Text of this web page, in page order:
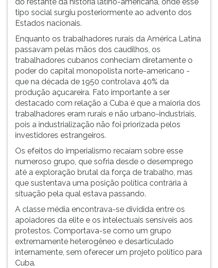
tipo social surgiu posteriormente ao advento dos
Estados nacionais.
Enquanto os trabalhadores rurais da América Latina
passavam pelas mãos dos caudilhos, os
trabalhadores cubanos conheciam diretamente o
poder do capital monopolista norte-americano -
que na década de 1950 controlava 40% da
produção açucareira. Fato importante a ser
destacado com relação a Cuba é que a maioria dos
trabalhadores eram rurais e não urbano-industriais,
pois a industrialização não foi priorizada pelos
investidores estrangeiros.
Os efeitos do imperialismo recaíam sobre esse
numeroso grupo, que sofria desde o desemprego
até a exploração brutal da força de trabalho, mas
que sustentava uma posição política contrária à
situação pela qual estava passando.
A classe média encontrava-se dividida entre os
apoiadores da elite e os intelectuais sensíveis aos
protestos. Comportava-se como um grupo
extremamente heterogêneo e desarticulado
internamente, sem oferecer um projeto político para
Cuba.